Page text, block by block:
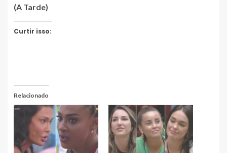
(A Tarde)
Curtir isso:
Relacionado